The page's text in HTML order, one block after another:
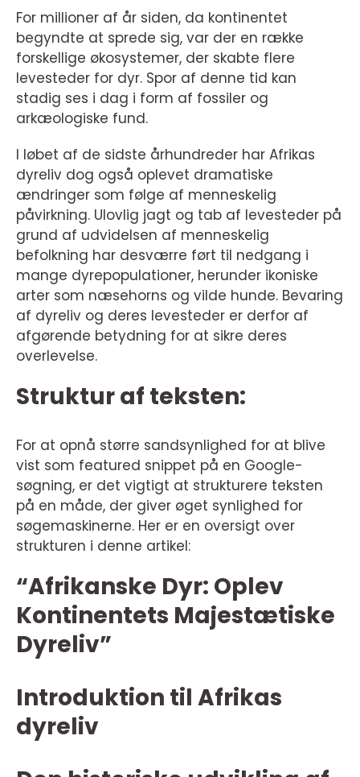
For millioner af år siden, da kontinentet
begyndte at sprede sig, var der en række
forskellige økosystemer, der skabte flere
levesteder for dyr. Spor af denne tid kan
stadig ses i dag i form af fossiler og
arkæologiske fund.
I løbet af de sidste århundreder har Afrikas
dyreliv dog også oplevet dramatiske
ændringer som følge af menneskelig
påvirkning. Ulovlig jagt og tab af levesteder på
grund af udvidelsen af menneskelig
befolkning har desværre ført til nedgang i
mange dyrepopulationer, herunder ikoniske
arter som næsehorns og vilde hunde. Bevaring
af dyreliv og deres levesteder er derfor af
afgørende betydning for at sikre deres
overlevelse.
Struktur af teksten:
For at opnå større sandsynlighed for at blive
vist som featured snippet på en Google-
søgning, er det vigtigt at strukturere teksten
på en måde, der giver øget synlighed for
søgemaskinerne. Her er en oversigt over
strukturen i denne artikel:
“Afrikanske Dyr: Oplev
Kontinentets Majestætiske
Dyreliv”
Introduktion til Afrikas
dyreliv